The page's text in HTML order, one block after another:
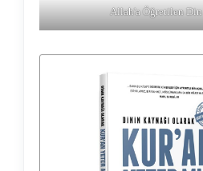
Allah'a Öğretilen Din